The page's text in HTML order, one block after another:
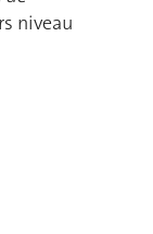
niveau